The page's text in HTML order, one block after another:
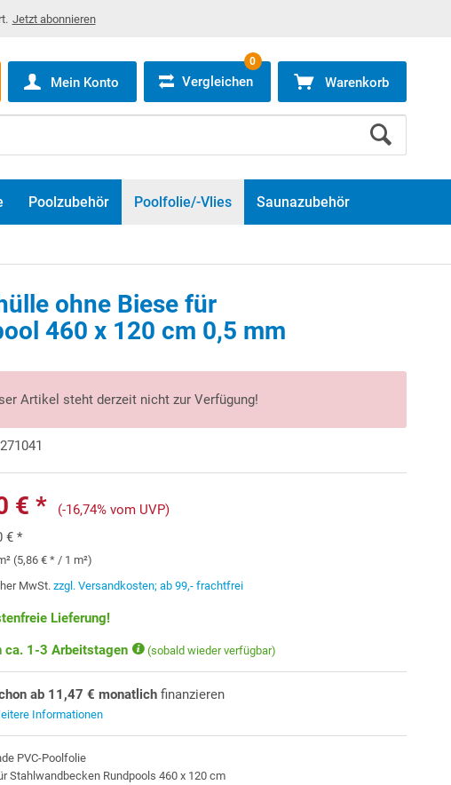
Jetzt abonnieren
Mein Konto Vergleichen
0
Warenkorb
Poolzubehör Poolfolie/-Vlies Saunazubehör
ohne Biese für
460 x 120 cm 0,5 mm
Artikel steht derzeit nicht zur Verfügung!
271041
€ *
(-16,74% vom UVP)
€ *
(5,86 € * / 1 m²)
MwSt.zzgl. Versandkosten; ab 99,- frachtfrei
Lieferung!
ca. 1-3 Arbeitstagen
(sobald wieder verfügbar)
ab 11,47 € monatlich finanzieren
Informationen
PVC-Poolfolie
Stahlwandbecken Rundpools 460 x 120 cm